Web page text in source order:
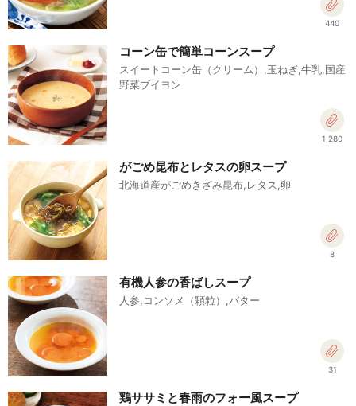
440
コーン缶で簡単コーンスープ
スイートコーン缶（クリーム）,玉ねぎ,牛乳,国産
野菜ブイヨン
1,280
がごめ昆布とレタスの卵スープ
北海道産がごめきざみ昆布,レタス,卵
8
有機人参の香ばしスープ
人参,コンソメ（顆粒）,バター
31
鶏ササミと春雨のフォー風スープ